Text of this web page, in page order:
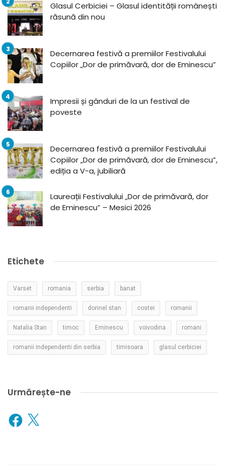
Glasul Cerbiciei – Glasul identității românești
răsună din nou
Decernarea festivă a premiilor Festivalului
Copiilor „Dor de primăvară, dor de Eminescu”
Impresii și gânduri de la un festival de
poveste
Decernarea festivă a premiilor Festivalului
Copiilor „Dor de primăvară, dor de Eminescu”,
ediția a V-a, jubiliară
Laureații Festivalului „Dor de primăvară, dor
de Eminescu” – Mesici 2026
Etichete
Varset romania serbia banat
romanii independenti dorinel stan costei romanii
Natalia Stan timoc Eminescu voivodina romani
romanii independenti din serbia timisoara glasul cerbiciei
Urmărește-ne
Facebook
X